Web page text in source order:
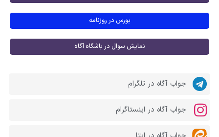
بورس در روزنامه
نمایش سوال در باشگاه آگاه
جواب آگاه در تلگرام
جواب آگاه در اینستاگرام